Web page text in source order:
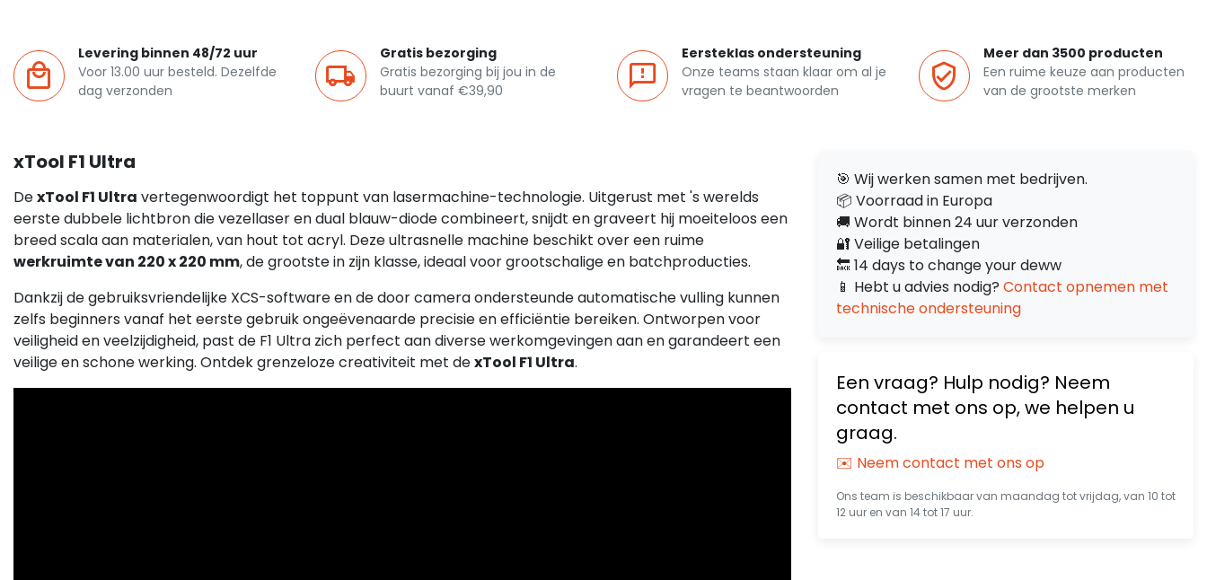
Levering binnen 48/72 uur
Voor 13.00 uur besteld. Dezelfde
dag verzonden
Gratis bezorging
Gratis bezorging bij jou in de
buurt vanaf €39,90
Eersteklas ondersteuning
Onze teams staan klaar om al je
vragen te beantwoorden
Meer dan 3500 producten
Een ruime keuze aan producten
van de grootste merken
xTool F1 Ultra
DexTool F1 Ultra vertegenwoordigt het toppunt van lasermachine-technologie. Uitgerust met 's werelds
eerste dubbele lichtbron die vezellaser en dual blauw-diode combineert, snijdt en graveert hij moeiteloos een
breed scala aan materialen, van hout tot acryl. Deze ultrasnelle machine beschikt over een ruime
werkruimte van 220 x 220 mm, de grootste in zijn klasse, ideaal voor grootschalige en batchproducties.
Dankzij de gebruiksvriendelijke XCS-software en de door camera ondersteunde automatische vulling kunnen
zelfs beginners vanaf het eerste gebruik ongeëvenaarde precisie en efficiëntie bereiken. Ontworpen voor
veiligheid en veelzijdigheid, past de F1 Ultra zich perfect aan diverse werkomgevingen aan en garandeert een
veilige en schone werking. Ontdek grenzeloze creativiteit met dexTool F1 Ultra.
🎯 Wij werken samen met bedrijven.
📦 Voorraad in Europa
🚚 Wordt binnen 24 uur verzonden
🔐 Veilige betalingen
🔙 14 days to change your deww
📱 Hebt u advies nodig? Contact opnemen met
technische ondersteuning
Een vraag? Hulp nodig? Neem
contact met ons op, we helpen u
graag.
✉️ Neem contact met ons op
Ons team is beschikbaar van maandag tot vrijdag, van 10 tot
12 uur en van 14 tot 17 uur.